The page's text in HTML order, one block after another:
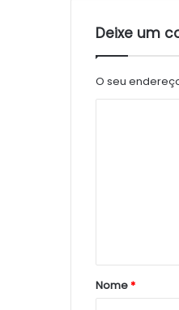
Deixe um
O seu
r
Nome*